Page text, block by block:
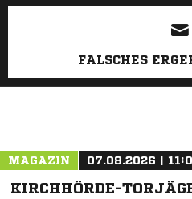
FALSCHES
MAGAZIN 07.08.2026 |
KIRCHHÖRDE-